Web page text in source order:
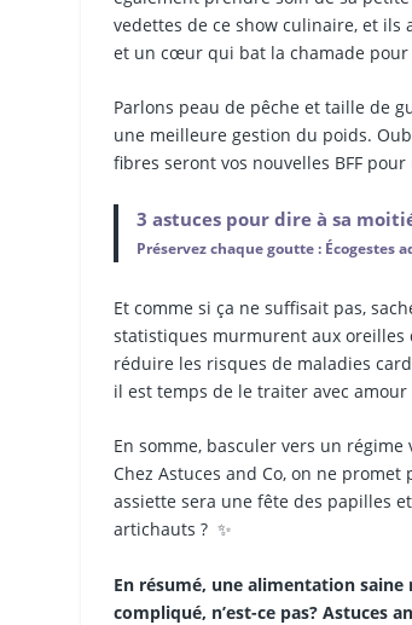
vedettes de ce show culinaire, et
et un cœur qui bat la chamade pour
Parlons peau de pêche et taille de
une meilleure gestion du poids.
fibres seront vos nouvelles BFF
3 astuces pour dire à sa
Préservez chaque goutte : Écogestes
Et comme si ça ne suffisait pas,
statistiques murmurent aux oreilles
réduire les risques de maladies
il est temps de le traiter avec
En somme, basculer vers un
Chez Astuces and Co, on ne
assiette sera une fête des papilles
artichauts ? ‍ ✨
En résumé, une alimentation saine
compliqué, n’est-ce pas? Astuces